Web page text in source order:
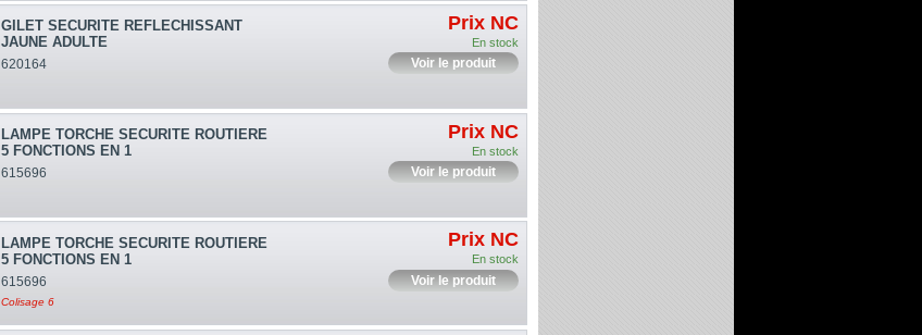
GILET SECURITE REFLECHISSANT
JAUNE ADULTE
620164
Prix NC
En stock
Voir le produit
LAMPE TORCHE SECURITE ROUTIERE
5 FONCTIONS EN 1
615696
Prix NC
En stock
Voir le produit
LAMPE TORCHE SECURITE ROUTIERE
5 FONCTIONS EN 1
615696
Colisage 6
Prix NC
En stock
Voir le produit